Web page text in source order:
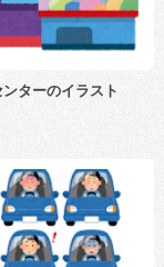
ターのイラスト